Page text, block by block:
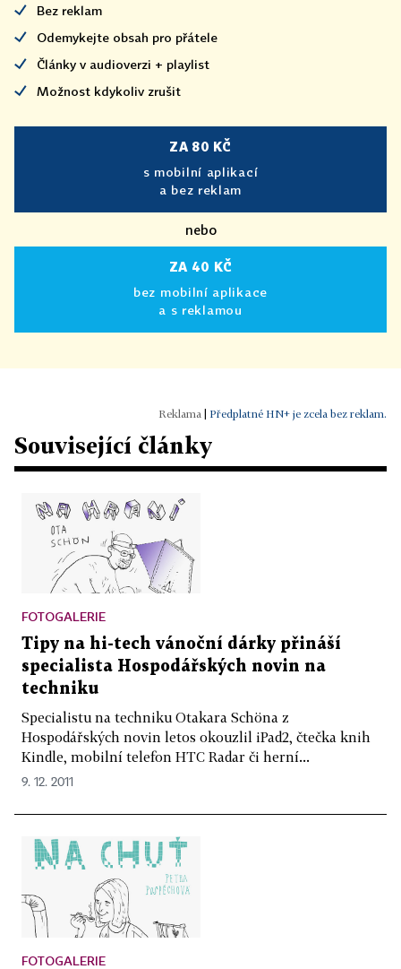
Bez reklam
Odemykejte obsah pro přátele
Články v audioverzi + playlist
Možnost kdykoliv zrušit
ZA 80 KČ
s mobilní aplikací
a bez reklam
nebo
ZA 40 KČ
bez mobilní aplikace
a s reklamou
| Předplatné HN+ je zcela bez reklam.
Související články
FOTOGALERIE
Tipy na hi-tech vánoční dárky přináší
specialista Hospodářských novin na
techniku
Specialistu na techniku Otakara Schöna z
Hospodářských novin letos okouzlil iPad2, čtečka knih
Kindle, mobilní telefon HTC Radar či herní...
9. 12. 2011
FOTOGALERIE